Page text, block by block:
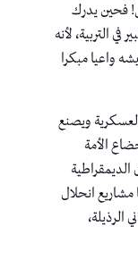
فحين يدرك
التربية، لأنه
واعيا مبكرا
ويصنع
الأمة
الديمقراطية
مشاريع انحلال
الرذيلة،